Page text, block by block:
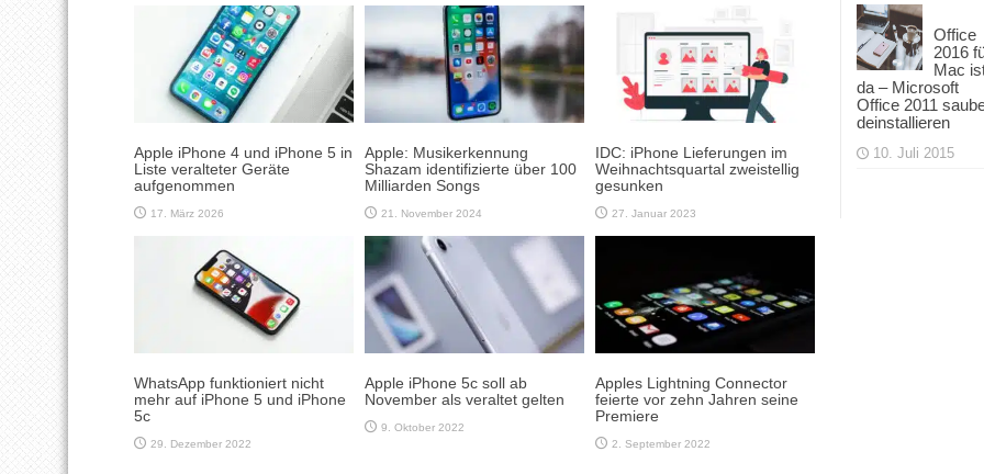
Apple iPhone 4 und iPhone 5 in
Liste veralteter Geräte
aufgenommen
17. März 2026
Apple: Musikerkennung
Shazam identifizierte über 100
Milliarden Songs
21. November 2024
IDC: iPhone Lieferungen im
Weihnachtsquartal zweistellig
gesunken
27. Januar 2023
WhatsApp funktioniert nicht
mehr auf iPhone 5 und iPhone
5c
29. Dezember 2022
Apple iPhone 5c soll ab
November als veraltet gelten
9. Oktober 2022
Apples Lightning Connector
feierte vor zehn Jahren seine
Premiere
2. September 2022
Office
2016
Mac
da – Microsoft
Office 2011
deinstallieren
10. Juli 2015